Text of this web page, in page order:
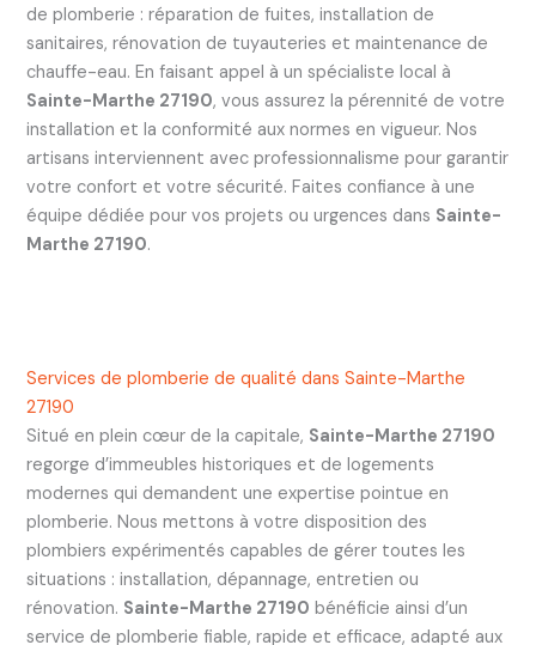
de plomberie : réparation de fuites, installation de
sanitaires, rénovation de tuyauteries et maintenance de
chauffe-eau. En faisant appel à un spécialiste local à
Sainte-Marthe 27190, vous assurez la pérennité de votre
installation et la conformité aux normes en vigueur. Nos
artisans interviennent avec professionnalisme pour garantir
votre confort et votre sécurité. Faites confiance à une
équipe dédiée pour vos projets ou urgences dans Sainte-
Marthe 27190.
Services de plomberie de qualité dans Sainte-Marthe
27190
Situé en plein cœur de la capitale, Sainte-Marthe 27190
regorge d’immeubles historiques et de logements
modernes qui demandent une expertise pointue en
plomberie. Nous mettons à votre disposition des
plombiers expérimentés capables de gérer toutes les
situations : installation, dépannage, entretien ou
rénovation. Sainte-Marthe 27190 bénéficie ainsi d’un
service de plomberie fiable, rapide et efficace, adapté aux